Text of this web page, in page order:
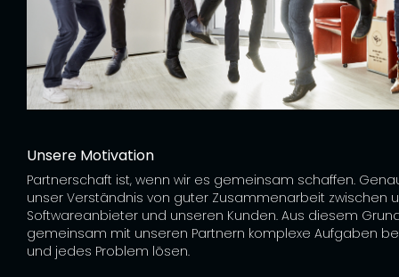
Unsere Motivation
Partnerschaft ist, wenn wir es gemeinsam schaffen.
unser Verständnis von guter Zusammenarbeit zwischen
Softwareanbieter und unseren Kunden. Aus diesem
gemeinsam mit unseren Partnern komplexe Aufgaben
und jedes Problem lösen.